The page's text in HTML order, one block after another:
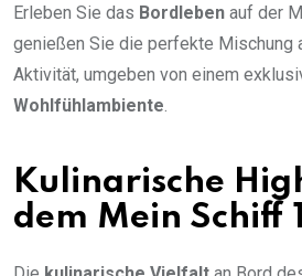
Erleben Sie das Bordleben auf der
genießen Sie die perfekte Mischung
Aktivität, umgeben von einem
Wohlfühlambiente.
Kulinarische
dem Mein Schiff 1